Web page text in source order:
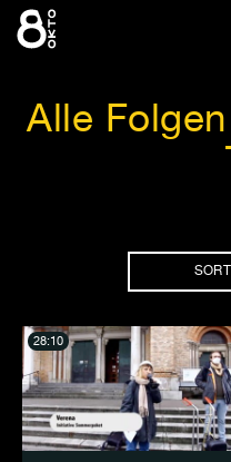
Zum
Inhalt
Alle
28:10